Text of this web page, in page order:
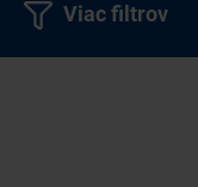
Viac filtrov